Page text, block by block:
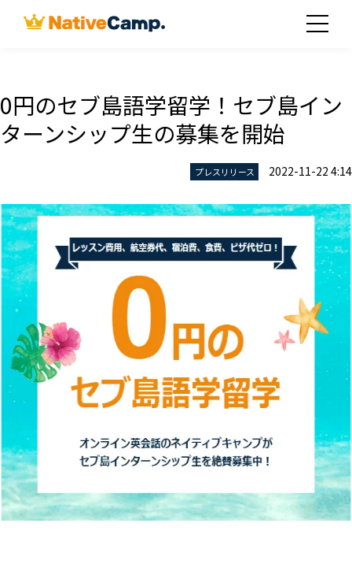
0円のセブ島語学留学！セブ島イン
ターンシップ生の募集を開始
プレスリリース 2022-11-22 4:14